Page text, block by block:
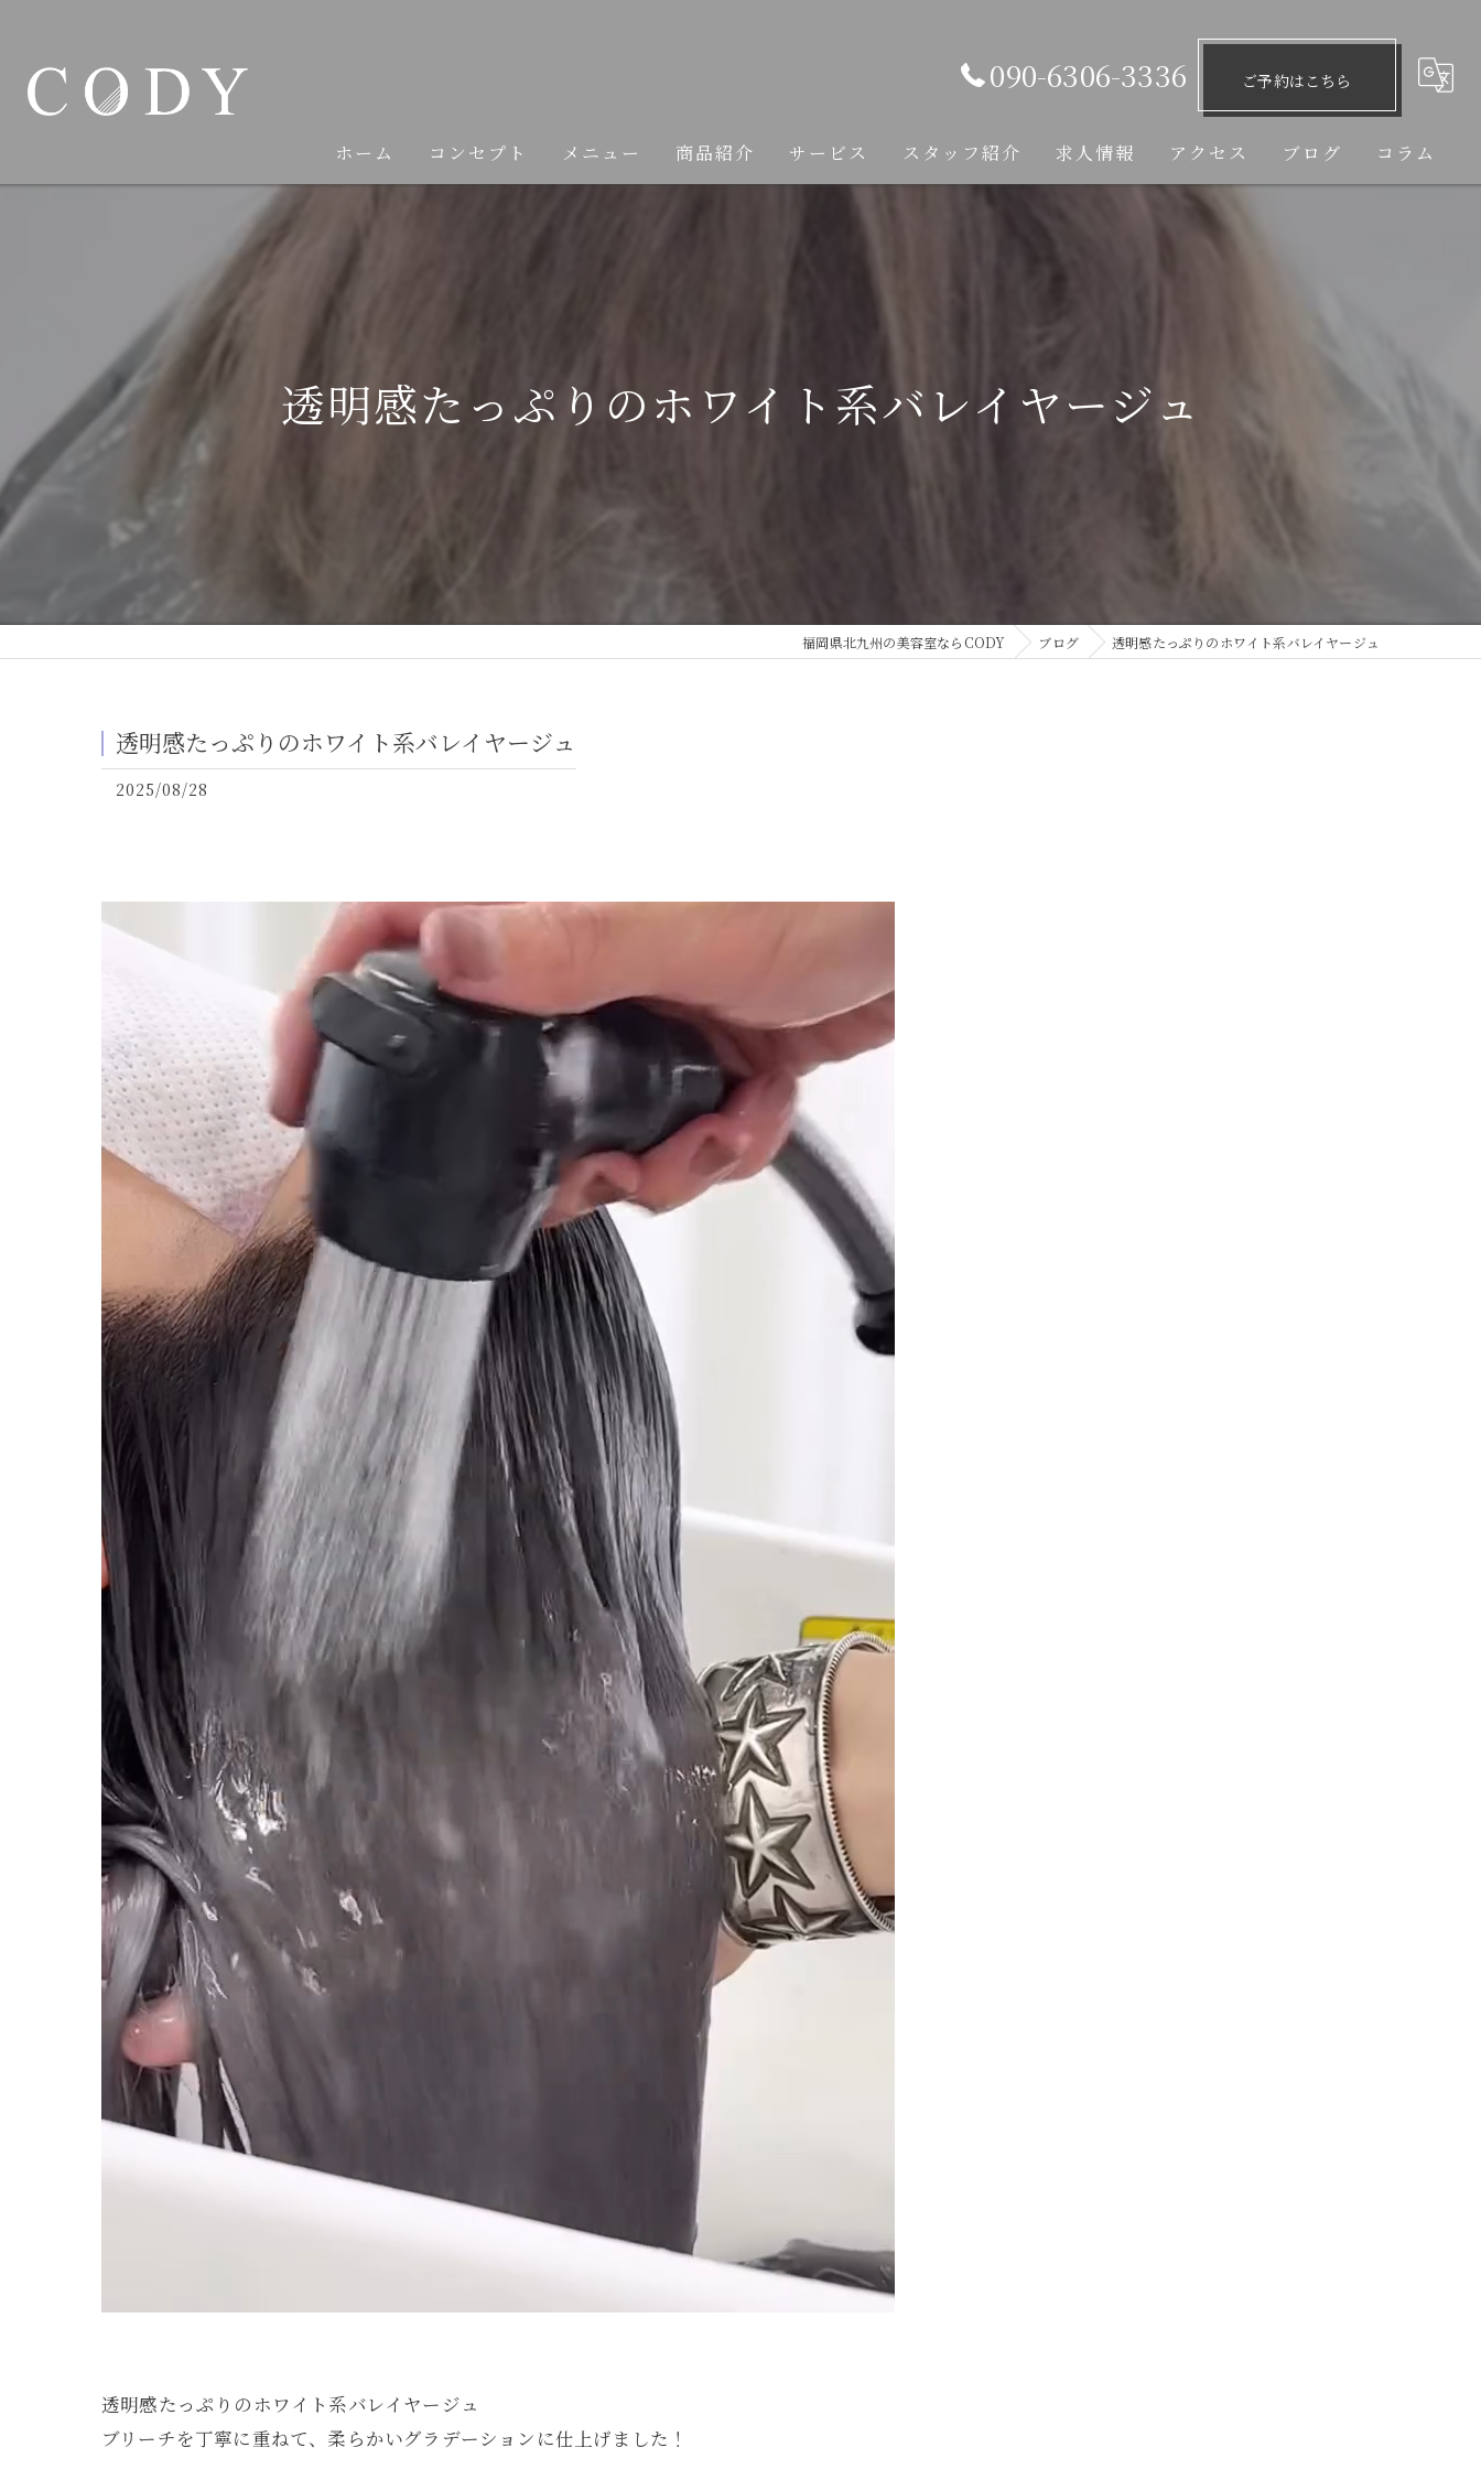
090-6306-3336 ご予約はこちら
ホーム コンセプト メニュー 商品紹介 サービス
トリートメント
スタッフ紹介 求人情報 アクセス ブログ コラム
透明感たっぷりのホワイト系バレイヤージュ
福岡県北九州の美容室ならCODY ブログ 透明感たっぷりのホワイト系バレイヤージュ
透明感たっぷりのホワイト系バレイヤージュ
2025/08/28
透明感たっぷりのホワイト系バレイヤージュ
ブリーチを丁寧に重ねて、柔らかいグラデーションに仕上げました！